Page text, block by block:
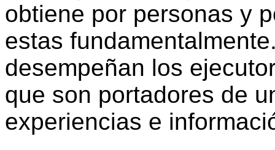
obtiene por personas y
estas
desempeñan los
que son portadores de
experiencias e